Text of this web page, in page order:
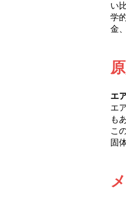
い
学
金
エ
エ
も
こ
固